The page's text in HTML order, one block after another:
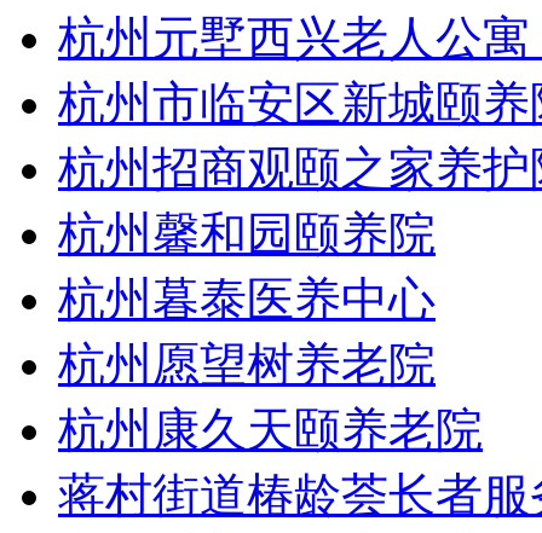
杭州元墅西兴老人公
杭州市临安区新城颐养
杭州招商观颐之家养护
杭州馨和园颐养院
杭州暮泰医养中心
杭州愿望树养老院
杭州康久天颐养老院
蒋村街道椿龄荟长者